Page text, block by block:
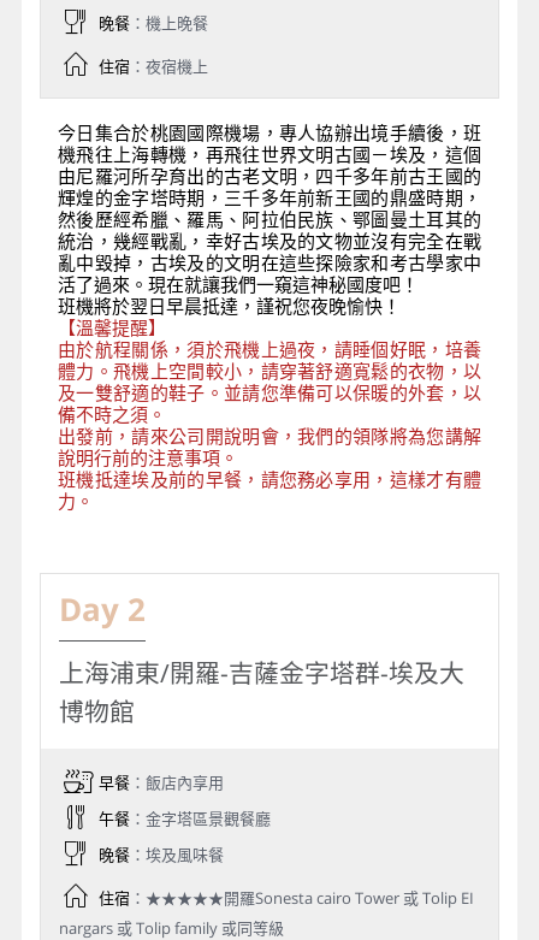
晚餐：機上晚餐
住宿：夜宿機上
今日集合於桃園國際機場，專人協辦出境手續後，班
機飛往上海轉機，再飛往世界文明古國－埃及，這個
由尼羅河所孕育出的古老文明，四千多年前古王國的
輝煌的金字塔時期，三千多年前新王國的鼎盛時期，
然後歷經希臘、羅馬、阿拉伯民族、鄂圖曼土耳其的
統治，幾經戰亂，幸好古埃及的文物並沒有完全在戰
亂中毀掉，古埃及的文明在這些探險家和考古學家中
活了過來。現在就讓我們一窺這神秘國度吧！
班機將於翌日早晨抵達，謹祝您夜晚愉快！
【溫馨提醒】
由於航程關係，須於飛機上過夜，請睡個好眠，培養
體力。飛機上空間較小，請穿著舒適寬鬆的衣物，以
及一雙舒適的鞋子。並請您準備可以保暖的外套，以
備不時之須。
出發前，請來公司開說明會，我們的領隊將為您講解
說明行前的注意事項。
班機抵達埃及前的早餐，請您務必享用，這樣才有體
力。
Day 2
上海浦東/開羅-吉薩金字塔群-埃及大
博物館
早餐：飯店內享用
午餐：金字塔區景觀餐廳
晚餐：埃及風味餐
住宿：★★★★★開羅Sonesta cairo Tower 或 Tolip EI
nargars 或 Tolip family 或同等級